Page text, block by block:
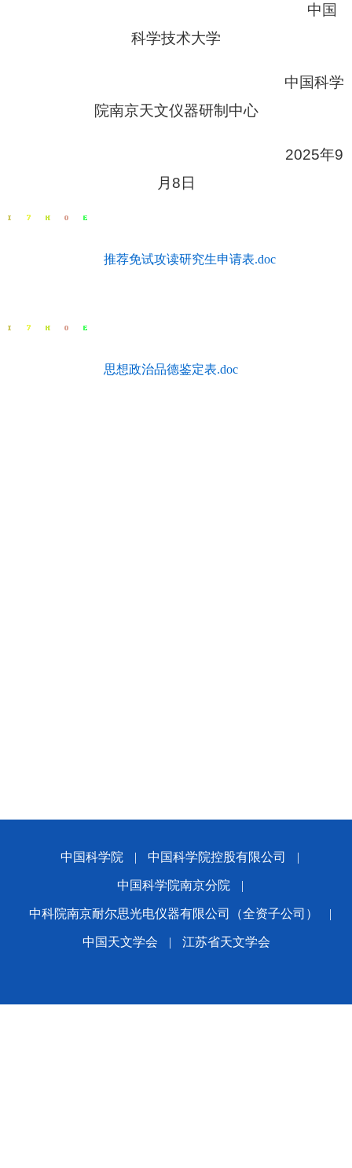
中国
科学技术大学
中国科学
院南京天文仪器研制中心
2025年9
月8日
推荐免试攻读研究生申请表.doc
思想政治品德鉴定表.doc
中国科学院 | 中国科学院控股有限公司 |
中国科学院南京分院 |
中科院南京耐尔思光电仪器有限公司（全资子公司） |
中国天文学会 | 江苏省天文学会